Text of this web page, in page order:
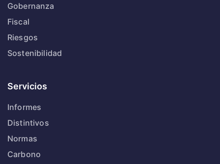
Gobernanza
Fiscal
Riesgos
Sostenibilidad
Servicios
Informes
Distintivos
Normas
Carbono